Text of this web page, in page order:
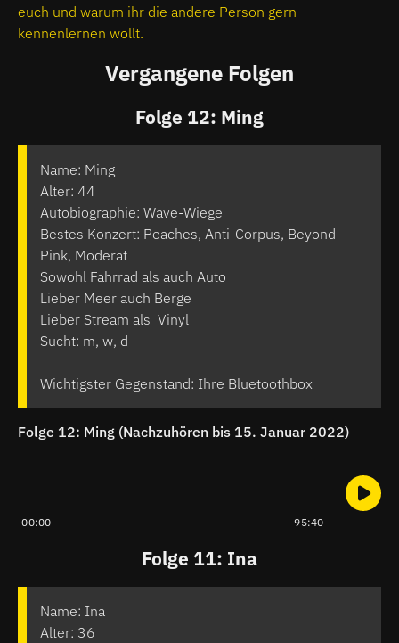
euch und warum ihr die andere Person gern
kennenlernen wollt.
Vergangene Folgen
Folge 12: Ming
Name: Ming
Alter: 44
Autobiographie: Wave-Wiege
Bestes Konzert: Peaches, Anti-Corpus, Beyond
Pink, Moderat
Sowohl Fahrrad als auch Auto
Lieber Meer auch Berge
Lieber Stream als Vinyl
Sucht: m, w, d
Wichtigster Gegenstand: Ihre Bluetoothbox
Folge 12: Ming (Nachzuhören bis 15. Januar 2022)
00:00 95:40
Folge 11: Ina
Name: Ina
Alter: 36